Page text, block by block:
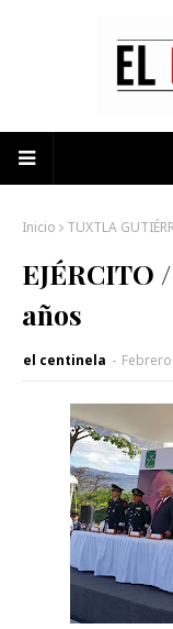
Inicio TUXTLA
EJÉRCITO
años
el centinela -